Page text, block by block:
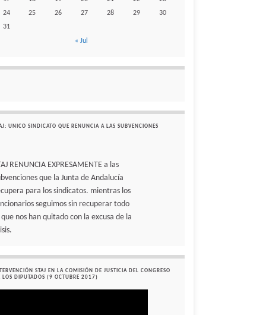
24
25 26 27 28 29
30
31
« Jul
UNICO SINDICATO QUE RENUNCIA A LAS SUBVENCIONES
RENUNCIA EXPRESAMENTE a las
que la Junta de Andalucía
para los sindicatos. mientras los
seguimos sin recuperar todo
que nos han quitado con la excusa de la
STAJ EN LA COMISIÓN DE JUSTICIA DEL CONGRESO
LOS DIPUTADOS (9 OCTUBRE 2017)